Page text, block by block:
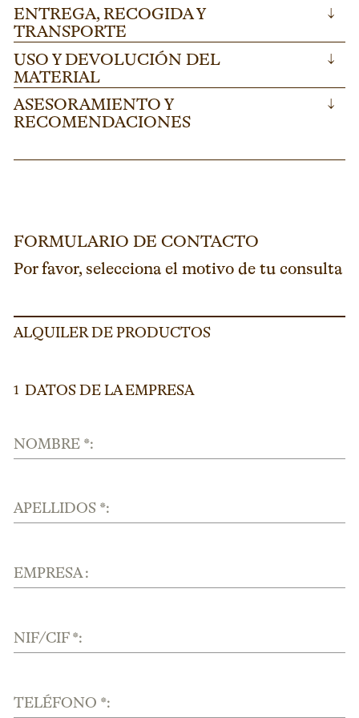
ENTREGA, RECOGIDA Y
TRANSPORTE
↓
USO Y DEVOLUCIÓN DEL
MATERIAL
↓
ASESORAMIENTO Y
RECOMENDACIONES
↓
FORMULARIO DE CONTACTO
Por favor, selecciona el motivo de tu consulta
ALQUILER DE PRODUCTOS
1 DATOS DE LA EMPRESA
NOMBRE *:
APELLIDOS *:
EMPRESA :
NIF/CIF *:
TELÉFONO *: